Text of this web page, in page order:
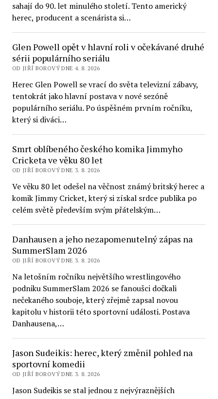
sahají do 90. let minulého století. Tento americký
herec, producent a scenárista si…
Glen Powell opět v hlavní roli v očekávané druhé
sérii populárního seriálu
OD JIŘÍ BOROVÝ DNE 4. 8. 2026
Herec Glen Powell se vrací do světa televizní zábavy,
tentokrát jako hlavní postava v nové sezóně
populárního seriálu. Po úspěšném prvním ročníku,
který si diváci…
Smrt oblíbeného českého komika Jimmyho
Cricketa ve věku 80 let
OD JIŘÍ BOROVÝ DNE 3. 8. 2026
Ve věku 80 let odešel na věčnost známý britský herec a
komik Jimmy Cricket, který si získal srdce publika po
celém světě především svým přátelským…
Danhausen a jeho nezapomenutelný zápas na
SummerSlam 2026
OD JIŘÍ BOROVÝ DNE 3. 8. 2026
Na letošním ročníku největšího wrestlingového
podniku SummerSlam 2026 se fanoušci dočkali
nečekaného souboje, který zřejmě zapsal novou
kapitolu v historii této sportovní události. Postava
Danhausena,…
Jason Sudeikis: herec, který změnil pohled na
sportovní komedii
OD JIŘÍ BOROVÝ DNE 3. 8. 2026
Jason Sudeikis se stal jednou z nejvýraznějších